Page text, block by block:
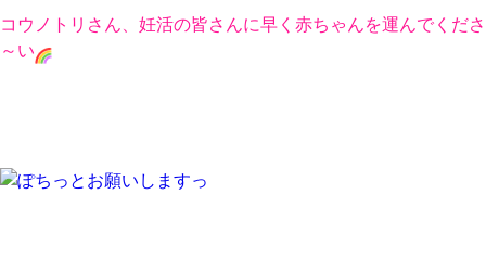
コウノトリさん、妊活の皆さんに早く赤ちゃんを運んでくださ
～い